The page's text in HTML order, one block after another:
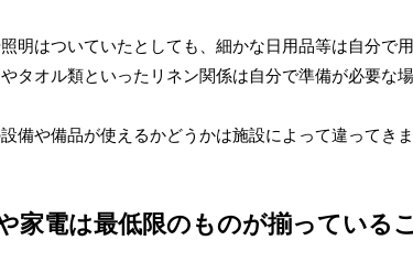
明はついていたとしても、細かな日用品等は自分で
やタオル類といったリネン関係は自分で準備が必要な
備や備品が使えるかどうかは施設によって違ってき
家電は最低限のものが揃っている